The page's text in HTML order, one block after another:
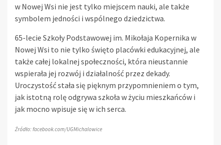
w Nowej Wsi nie jest tylko miejscem nauki, ale także
symbolem jedności i wspólnego dziedzictwa.
65-lecie Szkoły Podstawowej im. Mikołaja Kopernika w
Nowej Wsi to nie tylko święto placówki edukacyjnej, ale
także całej lokalnej społeczności, która nieustannie
wspierała jej rozwój i działalność przez dekady.
Uroczystość stała się pięknym przypomnieniem o tym,
jak istotną rolę odgrywa szkoła w życiu mieszkańców i
jak mocno wpisuje się w ich serca.
Źródło: facebook.com/UGMichalowice